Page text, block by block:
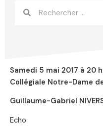
Samedi 5 mai 2017 à 20
Collégiale Notre-Dame
Guillaume-Gabriel
Echo